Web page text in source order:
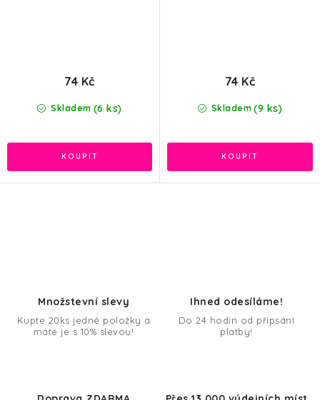
Skladem (6 ks)
74 Kč
Skladem (9 ks)
74 Kč
Množstevní slevy
Kupte 20ks jedné položky a
máte je s 10% slevou!
Ihned odesíláme!
Do 24 hodin od připsání
platby!